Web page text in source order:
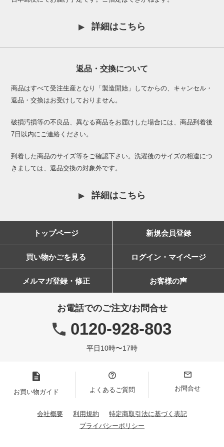
詳細はこちら
返品・交換について
商品はすべて受注生産となり「製造開始」してからの、キャンセル・
返品・交換はお受けしておりません。
破損汚損等の不良品、異なる商品をお届けした場合には、商品到着後
7日以内にご連絡ください。
到着した商品のサイズ等をご確認下さい。洗濯後のサイズの相違につ
きましては、返品交換の対象外です。
詳細はこちら
トップページ 新規会員登録
買い物かごを見る ログイン・マイページ
メルマガ登録・修正 お客様の声
お電話でのご注文/お問合せ
0120-928-803
平日10時〜17時
お買い物ガイド よくあるご質問 お問合せ
会社概要 利用規約
特定商取引法に基づく表記
プライバシーポリシー